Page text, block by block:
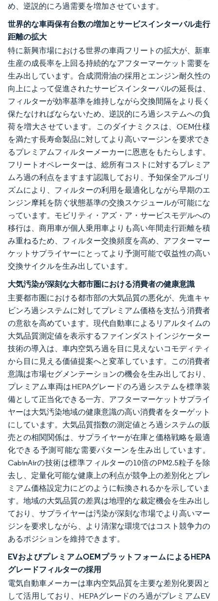
め、逆説的にろ過需要を増加させています。
世界的な車両保有台数の増加とサービスインターバル走行
距離の拡大
特に新興市場における世界の車両フリートの拡大が、新車
生産の成長率を上回る持続的なアフターマーケット需要を
生み出しています。合成潤滑油の採用とエンジン耐久性の
向上によって促進されたサービスインターバルの延長は、
フィルターが効率基準を維持しながら交換間隔をより長く
保たなければならないため、逆説的にろ過システムへの負
荷を増大させています。このダイナミクスは、OEM仕様
を満たす長寿命製品に対してより高いマージンを要求でき
るプレミアムフィルターメーカーに恩恵をもたらします。
フリートオペレーターは、総所有コストに対するプレミア
ムろ過の利点をますます認識しており、予知保全アルゴリ
ズムにより、フィルターの利用を最適化しながら早期のエ
ンジン摩耗を防ぐ状態基準の交換スケジュールが可能にな
っています。モビリティ・アズ・ア・サービスモデルへの
移行は、商用車が個人乗用車よりも高い年間走行距離を積
み重ねるため、フィルター交換頻度を高め、アフターマー
ケットサプライヤーにとってより予測可能で収益性の高い
交換サイクルを生み出しています。
大気汚染が深刻な大都市圏における消費者の健康意識
主要都市圏における都市部の大気品質の悪化が、先進キャ
ビンろ過システムに対してプレミアム価格を支払う消費者
の意欲を高めています。現代自動車によるリアルタイムの
大気品質測定値を表示するファインダストインジケーター
技術の導入は、車内空気ろ過を目に見えないコモディティ
から目に見える価値提案へと変革しています。この消費者
意識は市場セグメンテーションの機会を生み出しており、
プレミアム車両はHEPAグレードのろ過システムを標準装
備として正当化できる一方、アフターマーケットサプライ
ヤーは大気汚染地域の健康意識の高い消費者をターゲット
にしています。大気品質指数の測定値とろ過システムの販
売との相関関係は、サプライヤーが在庫と価格戦略を最適
化できる予測可能な需要パターンを生み出しています。
CabinAirの技術は標準フィルターの10倍のPM2.5粒子を除
去し、定量化可能な健康上の利点が競争上の差別化とプレ
ミアム価格設定力にどのように転換されるかを示していま
す。地域の大気品質の差異は地理的な裁定機会を生み出し
ており、サプライヤーは汚染が深刻な市場でより高いマー
ジンを要求しながら、より清潔な環境ではコスト競争力の
あるポジションを維持できます。
EVおよびプレミアムOEMプラットフォームによるHEPA
グレードフィルターの採用
電気自動車メーカーは車内空気品質を主要な差別化要因と
して活用しており、HEPAグレードのろ過がプレミアムEV